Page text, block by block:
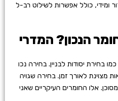
כולל אפשרות לשילוט רב-ל
הנכון? המדרי
בחירת יסודות לבניין. בחירה נכו
מצוינת לאורך זמן. בחירה שגויה
אלו החומרים העיקריים שאני